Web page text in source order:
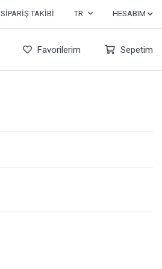
SIPARIŞ TAKIBI TR HESABIM
Favorilerim Sepetim